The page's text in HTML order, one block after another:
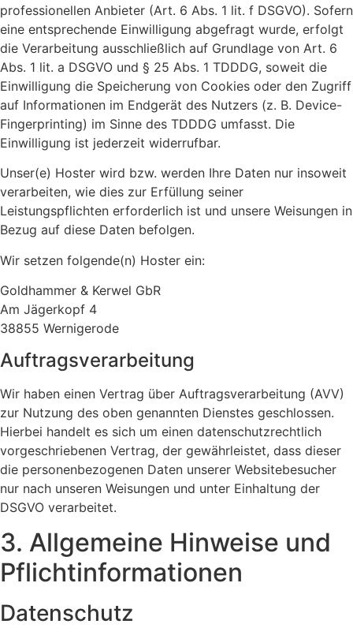
professionellen Anbieter (Art. 6 Abs. 1 lit. f DSGVO). Sofern
eine entsprechende Einwilligung abgefragt wurde, erfolgt
die Verarbeitung ausschließlich auf Grundlage von Art. 6
Abs. 1 lit. a DSGVO und § 25 Abs. 1 TDDDG, soweit die
Einwilligung die Speicherung von Cookies oder den Zugriff
auf Informationen im Endgerät des Nutzers (z. B. Device-
Fingerprinting) im Sinne des TDDDG umfasst. Die
Einwilligung ist jederzeit widerrufbar.
Unser(e) Hoster wird bzw. werden Ihre Daten nur insoweit
verarbeiten, wie dies zur Erfüllung seiner
Leistungspflichten erforderlich ist und unsere Weisungen in
Bezug auf diese Daten befolgen.
Wir setzen folgende(n) Hoster ein:
Goldhammer & Kerwel GbR
Am Jägerkopf 4
38855 Wernigerode
Auftragsverarbeitung
Wir haben einen Vertrag über Auftragsverarbeitung (AVV)
zur Nutzung des oben genannten Dienstes geschlossen.
Hierbei handelt es sich um einen datenschutzrechtlich
vorgeschriebenen Vertrag, der gewährleistet, dass dieser
die personenbezogenen Daten unserer Websitebesucher
nur nach unseren Weisungen und unter Einhaltung der
DSGVO verarbeitet.
3. Allgemeine Hinweise und
Pflicht­informationen
Datenschutz